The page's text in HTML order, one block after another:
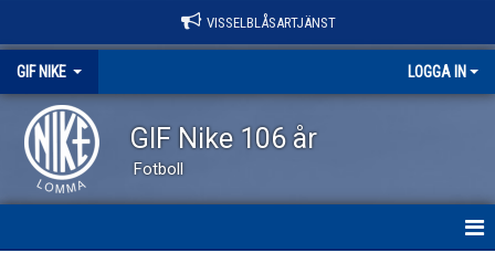
VISSELBLÅSARTJÄNST
GIF NIKE LOGGA IN
GIF Nike 106 år
Fotboll